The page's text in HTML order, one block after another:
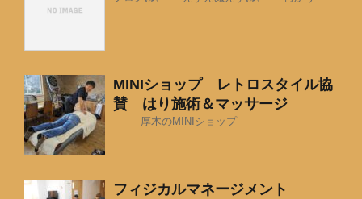
MINIショップ レトロスタイル協
賛 はり施術＆マッサージ
厚木のMINIショップ
フィジカルマネージメント